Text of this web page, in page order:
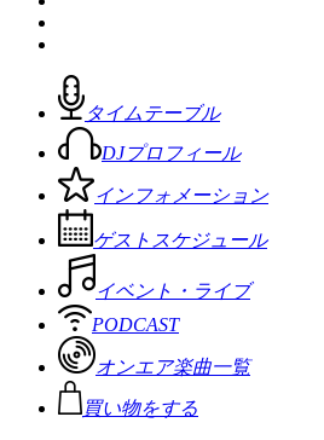
タイムテーブル
DJプロフィール
インフォメーション
ゲストスケジュール
イベント・ライブ
PODCAST
オンエア楽曲一覧
買い物をする